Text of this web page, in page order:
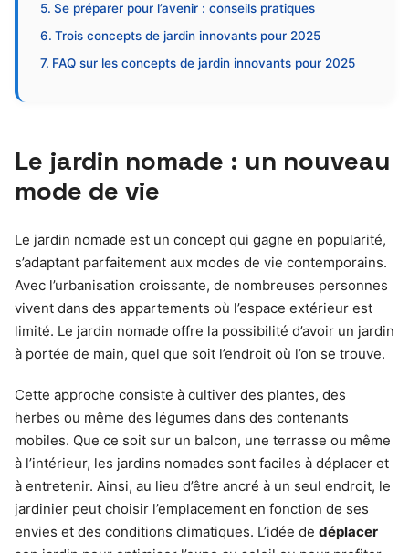
Se préparer pour l’avenir : conseils pratiques
Trois concepts de jardin innovants pour 2025
FAQ sur les concepts de jardin innovants pour 2025
Le jardin nomade : un nouveau
mode de vie
Le jardin nomade est un concept qui gagne en popularité,
s’adaptant parfaitement aux modes de vie contemporains.
Avec l’urbanisation croissante, de nombreuses personnes
vivent dans des appartements où l’espace extérieur est
limité. Le jardin nomade offre la possibilité d’avoir un jardin
à portée de main, quel que soit l’endroit où l’on se trouve.
Cette approche consiste à cultiver des plantes, des
herbes ou même des légumes dans des contenants
mobiles. Que ce soit sur un balcon, une terrasse ou même
à l’intérieur, les jardins nomades sont faciles à déplacer et
à entretenir. Ainsi, au lieu d’être ancré à un seul endroit, le
jardinier peut choisir l’emplacement en fonction de ses
envies et des conditions climatiques. L’idée de déplacer